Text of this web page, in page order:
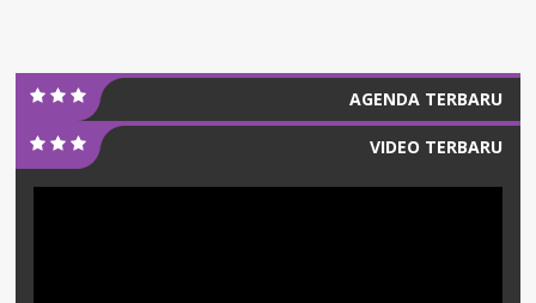
AGENDA TERBARU
VIDEO TERBARU